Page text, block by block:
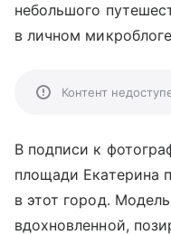
небольшого
в личном
Контент
В подписи к
площади Екатерина
в этот город.
вдохновленной,